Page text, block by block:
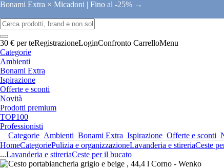
Bonami Extra × Micadoni | Fino al -25% →
30 € per teRegistrazioneLoginConfronto CarrelloMenu
Categorie
Ambienti
Bonami Extra
Ispirazione
Offerte e sconti
Novità
Prodotti premium
TOP100
Professionisti
Categorie Ambienti Bonami Extra Ispirazione Offerte e sconti
HomeCategoriePulizia e organizzazioneLavanderia e stireriaCeste
...Lavanderia e stireriaCeste per il bucato